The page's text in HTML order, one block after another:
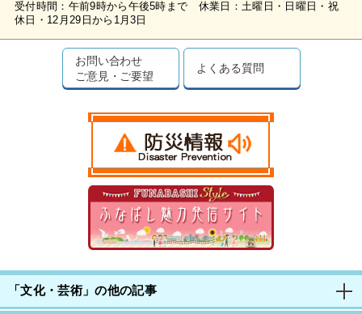
受付時間：午前9時から午後5時まで 休業日：土曜日・日曜日・祝
休日・12月29日から1月3日
お問い合わせ
ご意見・ご要望
よくある質問
「文化・芸術」の他の記事